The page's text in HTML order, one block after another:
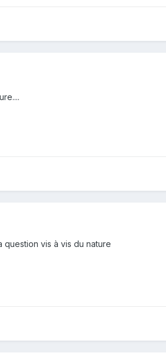
vis à vis du nature